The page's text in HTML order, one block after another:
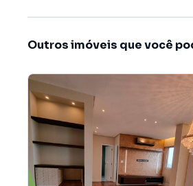
Outros imóveis que você